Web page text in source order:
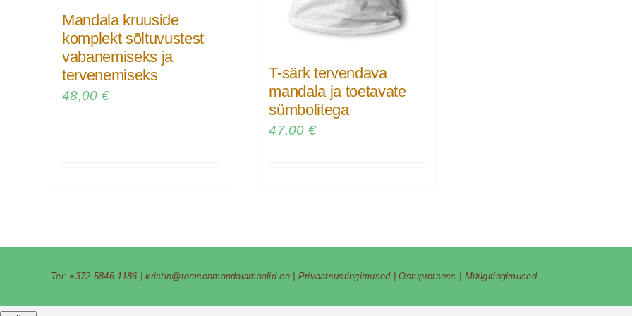
Mandala kruuside
komplekt sõltuvustest
vabanemiseks ja
tervenemiseks
48,00 €
T-särk tervendava
mandala ja toetavate
sümbolitega
47,00€
Tel: +372 5846 1186 |kristin@tomsonmandalamaalid.ee| Privaatsustingimused|Ostuprotsess Müügitingimused